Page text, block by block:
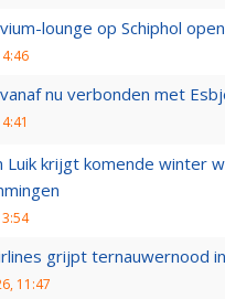
lounge op Schiphol
nu verbonden met
Luik krijgt komende winter
grijpt ternauwernood
11:47